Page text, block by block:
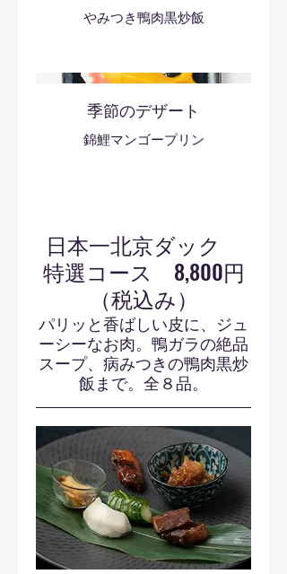
やみつき鴨肉黒炒飯
季節のデザート
錦鯉マンゴープリン
日本一北京ダック
特選コース 8,800円
（税込み）
パリッと香ばしい皮に、ジュ
ーシーなお肉。鴨ガラの絶品
スープ、病みつきの鴨肉黒炒
飯まで。全８品。